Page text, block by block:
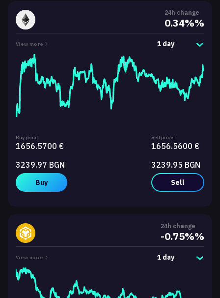
24h change
0.34%%
View more 1 day
Buy price:
1656.5700 €
3239.97 BGN
Buy
Sell price:
1656.5600 €
3239.95 BGN
Sell
24h change
-0.75%%
View more 1 day